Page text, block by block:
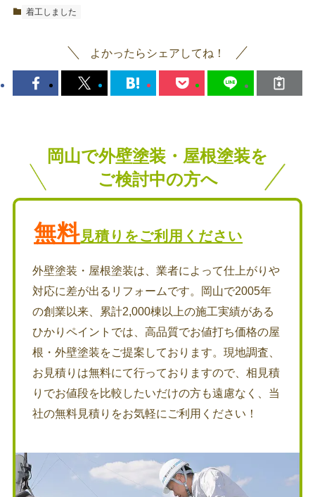
着工しました
よかったらシェアしてね！
岡山で外壁塗装・屋根塗装を
ご検討中の方へ
無料見積りをご利用ください
外壁塗装・屋根塗装は、業者によって仕上がりや
対応に差が出るリフォームです。岡山で2005年
の創業以来、累計2,000棟以上の施工実績がある
ひかりペイントでは、高品質でお値打ち価格の屋
根・外壁塗装をご提案しております。現地調査、
お見積りは無料にて行っておりますので、相見積
りでお値段を比較したいだけの方も遠慮なく、当
社の無料見積りをお気軽にご利用ください！